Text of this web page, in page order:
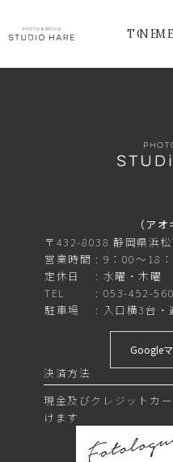
TOP
（ア
〒432-8038 静岡県浜
営業時間
9：00～18
定休日
水曜・木曜
TEL
053-452-
駐車場
入口横3台・
Google
決済方法
現金及びクレジットカ
けます